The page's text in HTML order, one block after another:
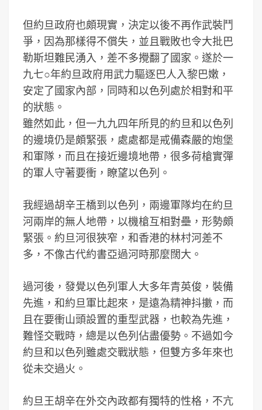
但約旦政府也頗現實，決定以後不再作武裝鬥
爭，因為那樣得不償失，並且戰敗也令大批巴
勒斯坦難民湧入，差不多攪翻了國家。遂於一
九七○年約旦政府用武力驅逐巴人入黎巴嫩，
安定了國家內部，同時和以色列處於相對和平
的狀態。
雖然如此，但一九九四年所見的約旦和以色列
的邊境仍是頗緊張，處處都是戒備森嚴的炮堡
和軍隊，而且在接近邊境地帶，很多荷槍實彈
的軍人守著要衝，瞭望以色列。
我經過胡辛王橋到以色列，兩邊軍隊均在約旦
河兩岸的無人地帶，以機槍互相對壘，形勢頗
緊張。約旦河很狹窄，和香港的林村河差不
多，不像古代約書亞過河時那麼闊大。
過河後，發覺以色列軍人大多年青英俊，裝備
先進，和約旦軍比起來，是遠為精神抖擻，而
且在要衝山頭設置的重型武器，也較為先進，
難怪交戰時，總是以色列佔盡優勢。不過如今
約旦和以色列雖處交戰狀態，但雙方多年來也
從未交過火。
約旦王胡辛在外交內政都有獨特的性格，不亢